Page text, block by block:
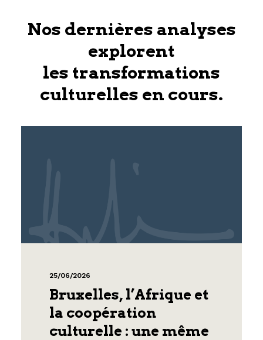
Nos dernières analyses
explorent
les transformations
culturelles en cours.
25/06/2026
Bruxelles, l’Afrique et
la coopération
culturelle : une même